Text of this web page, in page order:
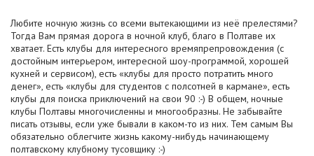
Любите ночную жизнь со всеми вытекающими из неё прелестями?
Тогда Вам прямая дорога в ночной клуб, благо в Полтаве их
хватает. Есть клубы для интересного времяпрепровождения (с
достойным интерьером, интересной шоу-программой, хорошей
кухней и сервисом), есть «клубы для просто потратить много
денег», есть «клубы для студентов с полсотней в кармане», есть
клубы для поиска приключений на свои 90 :-) В общем, ночные
клубы Полтавы многочисленны и многообразны. Не забывайте
писать отзывы, если уже бывали в каком-то из них. Тем самым Вы
обязательно облегчите жизнь какому-нибудь начинающему
полтавскому клубному тусовщику :-)